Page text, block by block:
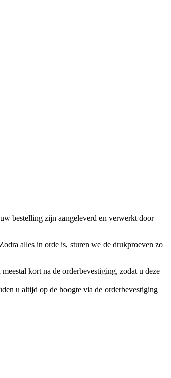
bestelling zijn aangeleverd en verwerkt door
alles in orde is, sturen we de drukproeven zo
kort na de orderbevestiging, zodat u deze
u altijd op de hoogte via de orderbevestiging